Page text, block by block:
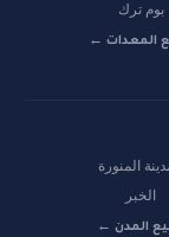
بوم ترك
المعدات ←
المنورة
الخبر
المدن ←